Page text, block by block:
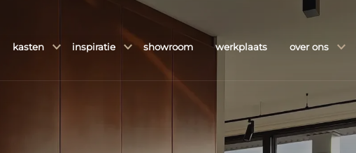
kasten inspiratie showroom werkplaats over ons